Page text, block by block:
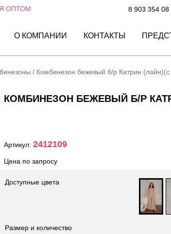
ОПТОМ 8 903 354 08
О КОМПАНИИ КОНТАКТЫ
/ Комбинезон бежевый б/р Катрин
КОМБИНЕЗОН БЕЖЕВЫЙ Б/Р
Артикул: 2412109
Цена по запросу
Доступные цвета
Размер и количество